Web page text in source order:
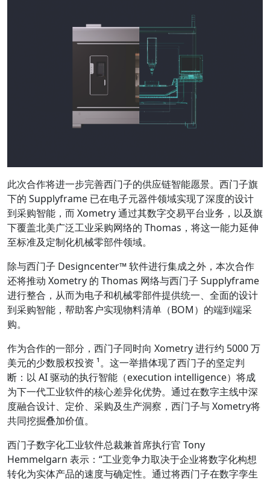
此次合作将进一步完善西门子的供应链智能愿景。西门子旗
下的 Supplyframe 已在电子元器件领域实现了深度的设计
到采购智能，而 Xometry 通过其数字交易平台业务，以及旗
下覆盖北美广泛工业采购网络的 Thomas，将这一能力延伸
至标准及定制化机械零部件领域。
除与西门子 Designcenter™ 软件进行集成之外，本次合作
还将推动 Xometry 的 Thomas 网络与西门子 Supplyframe
进行整合，从而为电子和机械零部件提供统一、全面的设计
到采购智能，帮助客户实现物料清单（BOM）的端到端采
购。
作为合作的一部分，西门子同时向 Xometry 进行约 5000 万
美元的少数股权投资 ¹。这一举措体现了西门子的坚定判
断：以 AI 驱动的执行智能（execution intelligence）将成
为下一代工业软件的核心差异化优势。通过在数字主线中深
度融合设计、定价、采购及生产洞察，西门子与 Xometry将
共同挖掘叠加价值。
西门子数字化工业软件总裁兼首席执行官 Tony
Hemmelgarn 表示：“工业竞争力取决于企业将数字化构想
转化为实体产品的速度与确定性。通过将西门子在数字孪生